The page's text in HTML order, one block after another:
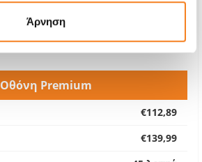
Άρνηση
Οθόνη Premium
€112,89
€139,99